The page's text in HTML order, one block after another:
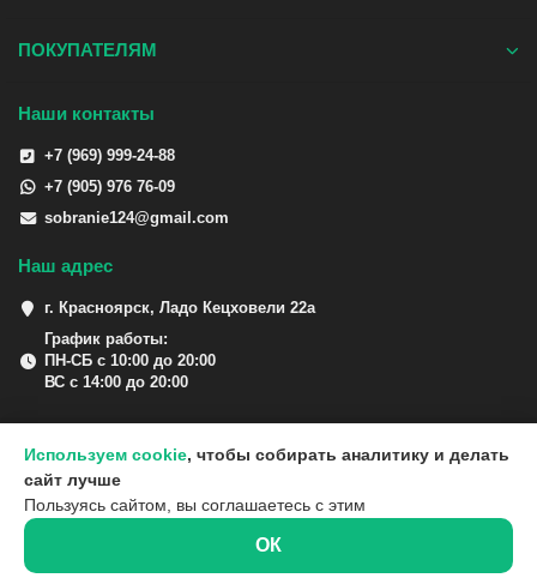
ПОКУПАТЕЛЯМ
Наши контакты
+7 (969) 999-24-88
+7 (905) 976 76-09
sobranie124@gmail.com
Наш адрес
г. Красноярск, Ладо Кецховели 22а
График работы:
ПН-СБ с 10:00 до 20:00
ВС с 14:00 до 20:00
Используем cookie, чтобы собирать аналитику и делать
сайт лучше
Пользуясь сайтом, вы соглашаетесь с этим
ОК